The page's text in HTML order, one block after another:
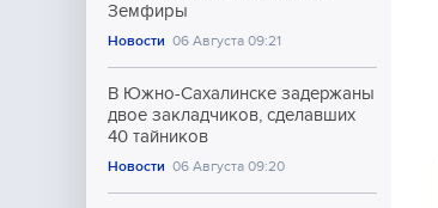
Земфиры
Новости 06 Августа 09:21
В Южно-Сахалинске задержаны
двое закладчиков, сделавших
40 тайников
Новости 06 Августа 09:20